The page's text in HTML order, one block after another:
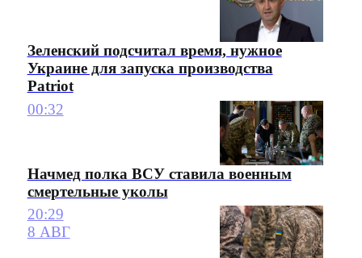
Зеленский подсчитал время, нужное
Украине для запуска производства
Patriot
00:32
Начмед полка ВСУ ставила военным
смертельные уколы
20:29
8 АВГ